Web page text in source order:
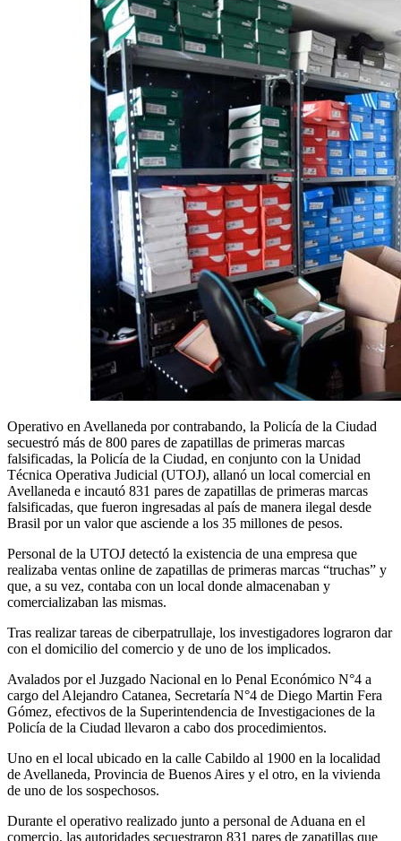
Operativo en Avellaneda por contrabando, la Policía de la Ciudad
secuestró más de 800 pares de zapatillas de primeras marcas
falsificadas, la Policía de la Ciudad, en conjunto con la Unidad
Técnica Operativa Judicial (UTOJ), allanó un local comercial en
Avellaneda e incautó 831 pares de zapatillas de primeras marcas
falsificadas, que fueron ingresadas al país de manera ilegal desde
Brasil por un valor que asciende a los 35 millones de pesos.
Personal de la UTOJ detectó la existencia de una empresa que
realizaba ventas online de zapatillas de primeras marcas “truchas” y
que, a su vez, contaba con un local donde almacenaban y
comercializaban las mismas.
Tras realizar tareas de ciberpatrullaje, los investigadores lograron dar
con el domicilio del comercio y de uno de los implicados.
Avalados por el Juzgado Nacional en lo Penal Económico N°4 a
cargo del Alejandro Catanea, Secretaría N°4 de Diego Martin Fera
Gómez, efectivos de la Superintendencia de Investigaciones de la
Policía de la Ciudad llevaron a cabo dos procedimientos.
Uno en el local ubicado en la calle Cabildo al 1900 en la localidad
de Avellaneda, Provincia de Buenos Aires y el otro, en la vivienda
de uno de los sospechosos.
Durante el operativo realizado junto a personal de Aduana en el
comercio, las autoridades secuestraron 831 pares de zapatillas que